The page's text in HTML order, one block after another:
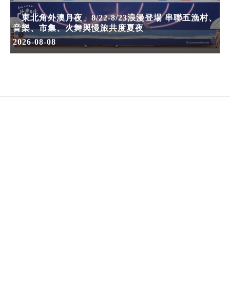
「東北角外澳月夜」8/22-8/23浪漫登場 串聯五漁村、
音樂、市集、火舞與慢旅共度夏夜
2026-08-08